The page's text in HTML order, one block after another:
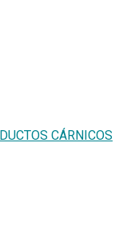
CÁRNICOS